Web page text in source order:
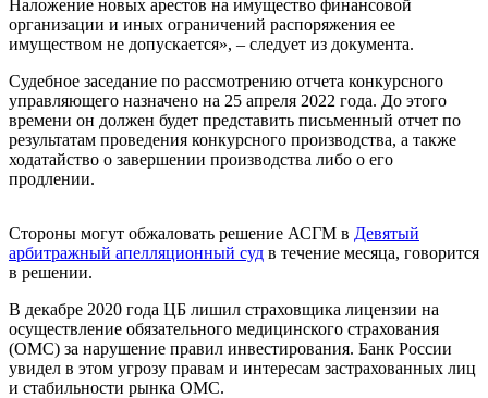
Наложение новых арестов на имущество финансовой
организации и иных ограничений распоряжения ее
имуществом не допускается», – следует из документа.
Судебное заседание по рассмотрению отчета конкурсного
управляющего назначено на 25 апреля 2022 года. До этого
времени он должен будет представить письменный отчет по
результатам проведения конкурсного производства, а также
ходатайство о завершении производства либо о его
продлении.
Стороны могут обжаловать решение АСГМ в Девятый
арбитражный апелляционный суд в течение месяца, говорится
в решении.
В декабре 2020 года ЦБ лишил страховщика лицензии на
осуществление обязательного медицинского страхования
(ОМС) за нарушение правил инвестирования. Банк России
увидел в этом угрозу правам и интересам застрахованных лиц
и стабильности рынка ОМС.